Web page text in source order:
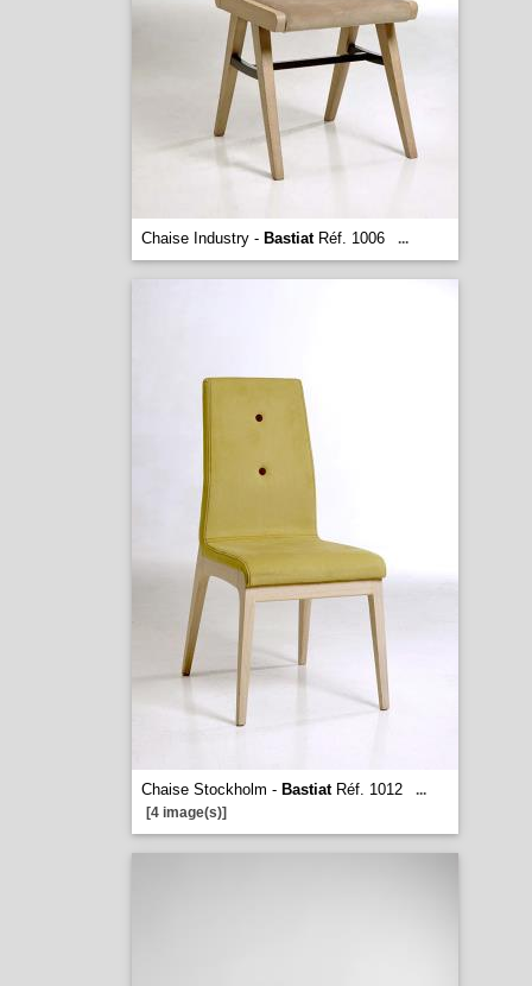
Chaise Industry - BastiatRéf. 1006 ...
Chaise Stockholm - BastiatRéf. 1012
...
[4 image(s)]